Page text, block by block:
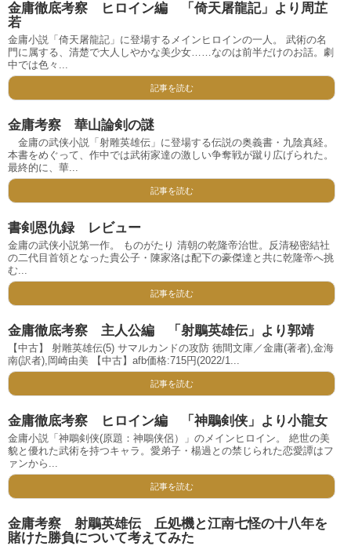
金庸徹底考察 ヒロイン編 「倚天屠龍記」より周芷
若
金庸小説「倚天屠龍記」に登場するメインヒロインの一人。 武術の名
門に属する、清楚で大人しやかな美少女……なのは前半だけのお話。劇
中では色々...
記事を読む
金庸考察 華山論剣の謎
金庸の武侠小説「射雕英雄伝」に登場する伝説の奥義書・九陰真経。
本書をめぐって、作中では武術家達の激しい争奪戦が蹴り広げられた。
最終的に、華...
記事を読む
書剣恩仇録 レビュー
金庸の武侠小説第一作。 ものがたり 清朝の乾隆帝治世。反清秘密結社
の二代目首領となった貴公子・陳家洛は配下の豪傑達と共に乾隆帝へ挑
む...
記事を読む
金庸徹底考察 主人公編 「射鵰英雄伝」より郭靖
【中古】 射雕英雄伝(5) サマルカンドの攻防 徳間文庫／金庸(著者),金海
南(訳者),岡崎由美 【中古】afb価格:715円(2022/1...
記事を読む
金庸徹底考察 ヒロイン編 「神鵰剣侠」より小龍女
金庸小説「神鵰剣侠(原題：神鵰侠侶）」のメインヒロイン。 絶世の美
貌と優れた武術を持つキャラ。愛弟子・楊過との禁じられた恋愛譚はフ
ァンから...
記事を読む
金庸考察 射鵰英雄伝 丘処機と江南七怪の十八年を
賭けた勝負について考えてみた